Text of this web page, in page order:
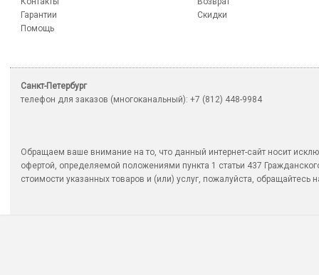
Гарантии
Помощь
Скидки
Санкт-Петербург
телефон для заказов (многоканальный): +7 (812) 448-9984
Обращаем ваше внимание на то, что данный интернет-сайт носит
офертой, определяемой положениями пункта 1 статьи 437
стоимости указанных товаров и (или) услуг, пожалуйста, обращайтесь